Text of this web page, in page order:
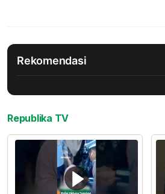
Rekomendasi
Republika TV